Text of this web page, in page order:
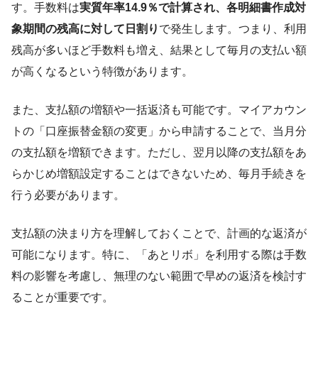
す。手数料は実質年率14.9％で計算され、各明細書作成対
象期間の残高に対して日割り で発生します。つまり、利用
残高が多いほど手数料も増え、結果として毎月の支払い額
が高くなるという特徴があります。
また、支払額の増額や一括返済も可能です。マイアカウン
トの「口座振替金額の変更」から申請することで、当月分
の支払額を増額できます。ただし、翌月以降の支払額をあ
らかじめ増額設定することはできないため、毎月手続きを
行う必要があります。
支払額の決まり方を理解しておくことで、計画的な返済が
可能になります。特に、「あとリボ」を利用する際は手数
料の影響を考慮し、無理のない範囲で早めの返済を検討す
ることが重要です。